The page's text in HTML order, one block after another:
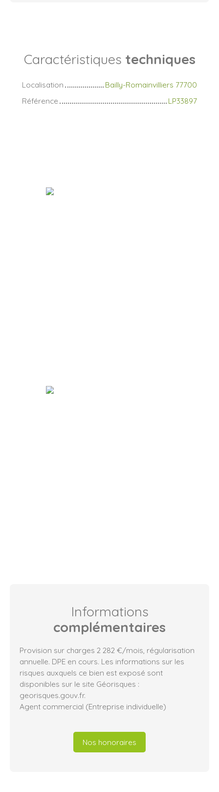
Caractéristiques techniques
Localisation
Bailly-Romainvilliers 77700
Référence
LP33897
Informations
complémentaires
Provision sur charges 2 282 €/mois, régularisation
annuelle. DPE en cours. Les informations sur les
risques auxquels ce bien est exposé sont
disponibles sur le site Géorisques :
georisques.gouv.fr.
Agent commercial (Entreprise individuelle)
Nos honoraires